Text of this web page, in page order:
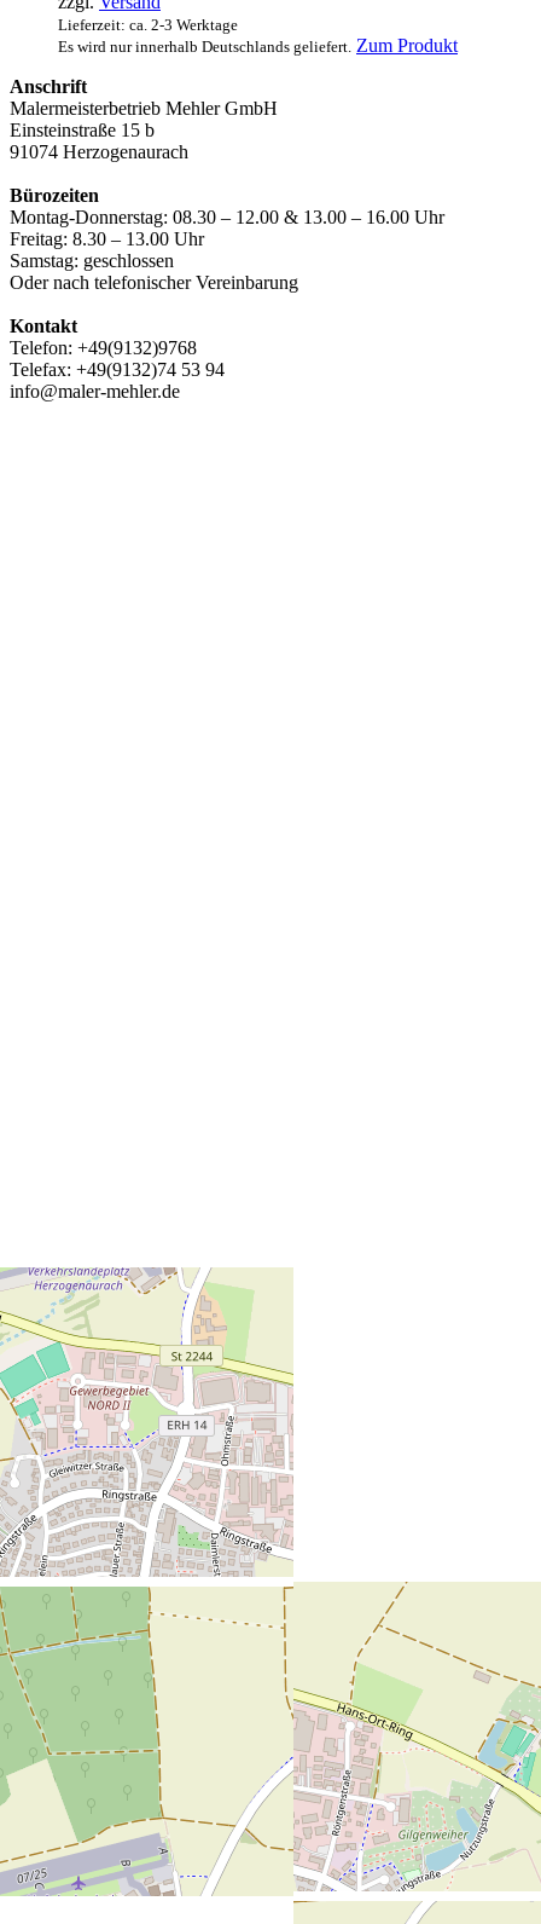
Lieferzeit: ca. 2-3 Werktage
Es wird nur innerhalb Deutschlands geliefert. Zum Produkt
Anschrift
Malermeisterbetrieb Mehler GmbH
Einsteinstraße 15 b
91074 Herzogenaurach
Bürozeiten
Montag-Donnerstag: 08.30 – 12.00 & 13.00 – 16.00 Uhr
Freitag: 8.30 – 13.00 Uhr
Samstag: geschlossen
Oder nach telefonischer Vereinbarung
Kontakt
Telefon: +49(9132)9768
Telefax: +49(9132)74 53 94
info@maler-mehler.de